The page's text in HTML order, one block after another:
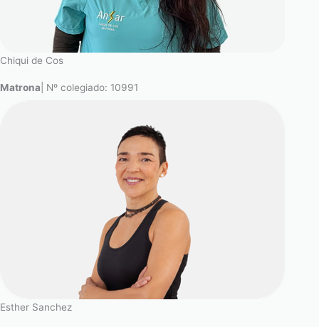
Chiqui de Cos
Matrona | Nº colegiado: 10991
Esther Sanchez